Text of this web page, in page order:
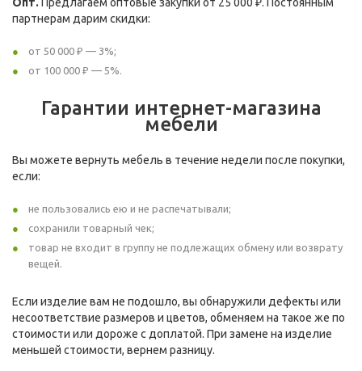
Опт. Предлагаем оптовые закупки от 25 000 ₽. Постоянным
партнерам дарим скидки:
от 50 000 ₽ — 3%;
от 100 000 ₽ — 5%.
Гарантии интернет-магазина
мебели
Вы можете вернуть мебель в течение недели после покупки,
если:
не пользовались ею и не распечатывали;
сохранили товарный чек;
товар не входит в группу не подлежащих обмену или возврату
вещей.
Если изделие вам не подошло, вы обнаружили дефекты или
несоответствие размеров и цветов, обменяем на такое же по
стоимости или дороже с доплатой. При замене на изделие
меньшей стоимости, вернем разницу.